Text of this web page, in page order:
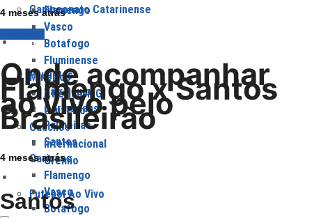
Flamengo
Vasco
Botafogo
Fluminense
Mineiros
Atlético-MG
Cruzeiro
Gauchos
Internacional
Grêmio
Jogos
Futebol Ao Vivo
Campeonato Catarinense
Times
Paulistas
São Paulo
Corinthians
Palmeiras
Santos
Cariocas
Flamengo
Vasco
Botafogo
4 meses atrás
Onde acompanhar
Flamengo x Santos
ao vivo pelo
Brasileirão
4 meses atrás
Santos